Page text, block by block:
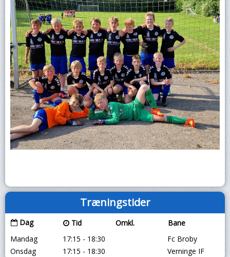
Træningstider
Dag Tid Omkl.
Bane
Mandag
17:15 - 18:30
Fc Broby
Onsdag
17:15 - 18:30 Verninge IF